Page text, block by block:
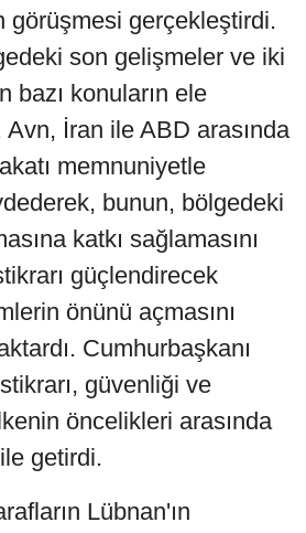
görüşmesi gerçekleştirdi.
son gelişmeler ve iki
bazı konuların ele
Avn, İran ile ABD arasında
memnuniyetle
bunun, bölgedeki
katkı sağlamasını
güçlendirecek
önünü açmasını
Cumhurbaşkanı
güvenliği ve
öncelikleri arasında
getirdi.
Lübnan'ın